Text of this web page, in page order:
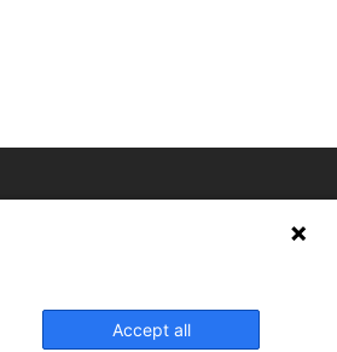
Accept all